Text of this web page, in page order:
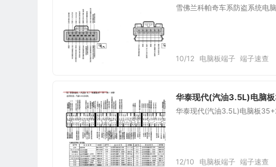
雪佛兰科帕奇车系防盗系统电
10/12 电脑板端子 端子速查
华泰现代(汽油3.5L)电脑
华泰现代(汽油3.5L)电脑板
12/10 电脑板端子 端子速查